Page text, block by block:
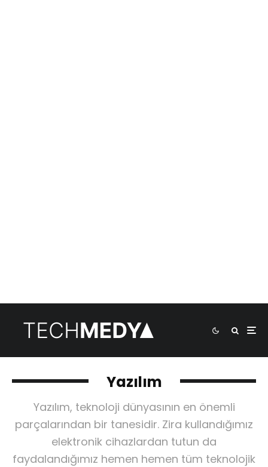
Yazılım
Yazılım, teknoloji dünyasının en önemli
parçalarından bir tanesidir. Zira kullandığımız
elektronik cihazlardan tutun da
faydalandığımız hemen hemen tüm teknolojik